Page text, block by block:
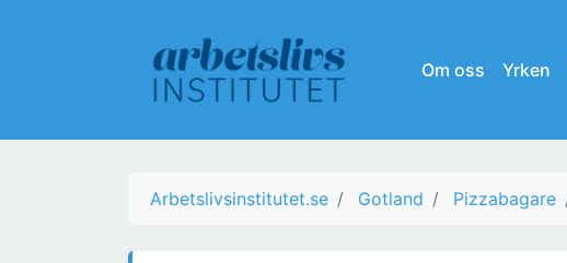
Om oss Yrken
Arbetslivsinstitutet.se Gotland Pizzabagare